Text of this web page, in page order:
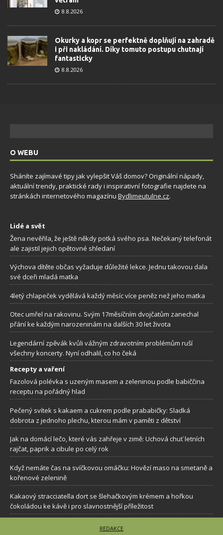
8.8.2026
Okurky a kopr se perfektně doplňují na zahradě
i při nakládání. Díky tomuto postupu chutnají
fantasticky
8.8.2026
O WEBU
Sháníte zajímavé tipy jak vylepšit Váš domov? Originální nápady,
aktuální trendy, praktické rady i inspirativní fotografie najdete na
stránkách internetového magazínu Bydlimeutulne.cz.
Lidé a svět
Žena nevěřila, že ještě někdy potká svého psa. Nečekaný telefonát
ale zajistil jejich opětovné shledaní
Výchova dítěte občas vyžaduje důležité lekce. Jednu takovou dala
své dceři mladá matka
4letý chlapeček vydělává každý měsíc více peněz než jeho matka
Otec umřel na rakovinu. Svým 17měsíčním dvojčatům zanechal
přání ke každým narozeninám na dalších 30 let života
Legendární zpěvák kvůli vážným zdravotním problémům ruší
všechny koncerty. Nyní odhalil, co ho čeká
Recepty a vaření
Fazolová polévka s uzeným masem a zeleninou podle babiččina
receptu na pořádný hlad
Pečený svítek s kakaem a cukrem podle prababičky: Sladká
dobrota z jednoho plechu, kterou mám v paměti z dětství
Jak na domácí lečo, které vás zahřeje v zimě: Uchová chuť letních
rajčat, paprik a cibule po celý rok
Když nemáte čas na svíčkovou omáčku: Hovězí maso na smetaně a
kořenové zelenině
Kakaový stracciatella dort se šlehačkovým krémem a hořkou
čokoládou ke kávě i pro slavnostnější příležitost
REDAKCE